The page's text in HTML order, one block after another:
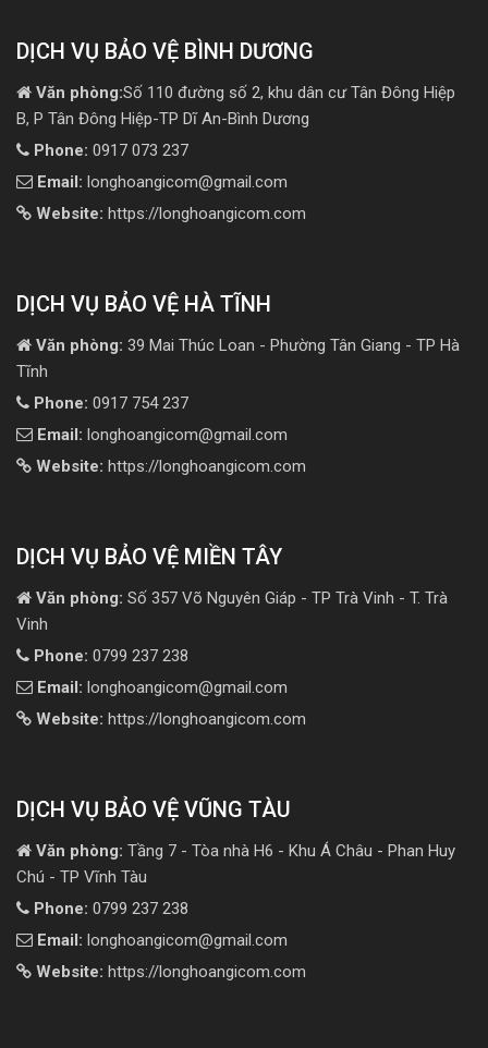
DỊCH VỤ BẢO VỆ BÌNH DƯƠNG
Văn phòng:Số 110 đường số 2, khu dân cư Tân Đông Hiệp
B, P Tân Đông Hiệp-TP Dĩ An-Bình Dương
Phone: 0917 073 237
Email: longhoangicom@gmail.com
Website: https://longhoangicom.com
DỊCH VỤ BẢO VỆ HÀ TĨNH
Văn phòng: 39 Mai Thúc Loan - Phường Tân Giang - TP Hà
Tĩnh
Phone: 0917 754 237
Email: longhoangicom@gmail.com
Website: https://longhoangicom.com
DỊCH VỤ BẢO VỆ MIỀN TÂY
Văn phòng: Số 357 Võ Nguyên Giáp - TP Trà Vinh - T. Trà
Vinh
Phone: 0799 237 238
Email: longhoangicom@gmail.com
Website: https://longhoangicom.com
DỊCH VỤ BẢO VỆ VŨNG TÀU
Văn phòng: Tầng 7 - Tòa nhà H6 - Khu Á Châu - Phan Huy
Chú - TP Vĩnh Tàu
Phone: 0799 237 238
Email: longhoangicom@gmail.com
Website: https://longhoangicom.com